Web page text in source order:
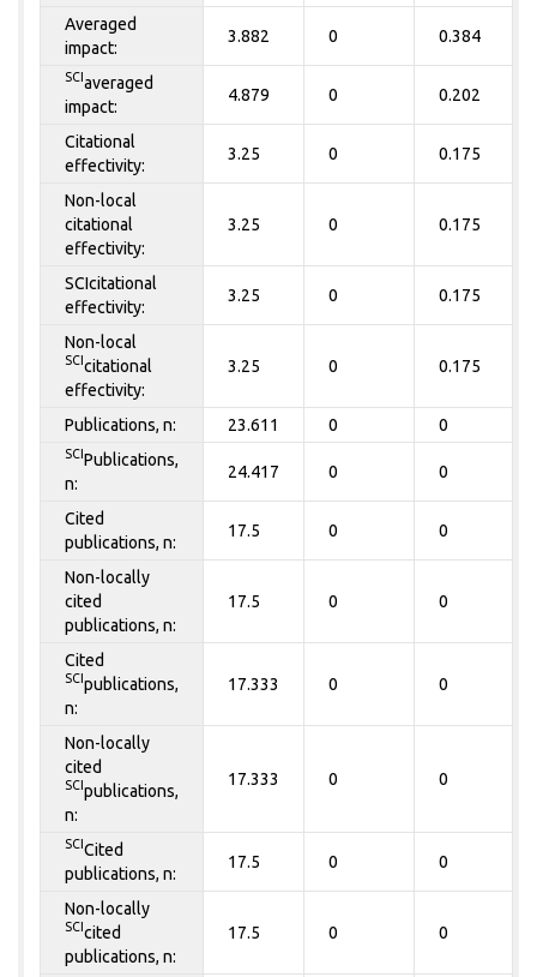
Averaged
impact:
3.882 0 0.384
SCI averaged
impact:
4.879 0 0.202
Citational
effectivity:
3.25 0 0.175
Non-local
citational
effectivity:
3.25 0 0.175
SCIcitational
effectivity:
3.25 0 0.175
Non-local
SCI citational
effectivity:
3.25 0 0.175
Publications, n: 23.611 0 0
SCI Publications,
n:
24.417 0 0
Cited
publications, n:
17.5 0 0
Non-locally
cited
publications, n:
17.5 0 0
Cited
SCI publications,
n:
17.333 0 0
Non-locally
cited
SCI publications,
n:
17.333 0 0
SCI Cited
publications, n:
17.5 0 0
Non-locally
SCI cited
publications, n:
17.5 0 0